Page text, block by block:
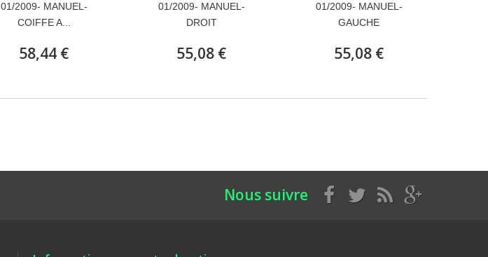
01/2009- MANUEL-
COIFFE A...
58,44 €
01/2009- MANUEL-
DROIT
55,08 €
01/2009- MANUEL-
GAUCHE
55,08 €
Nous suivre